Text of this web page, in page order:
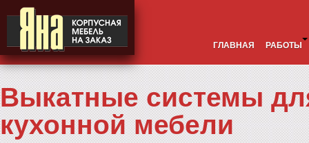
ГЛАВНАЯ РАБОТЫ
Выкатные системы
кухонной мебели